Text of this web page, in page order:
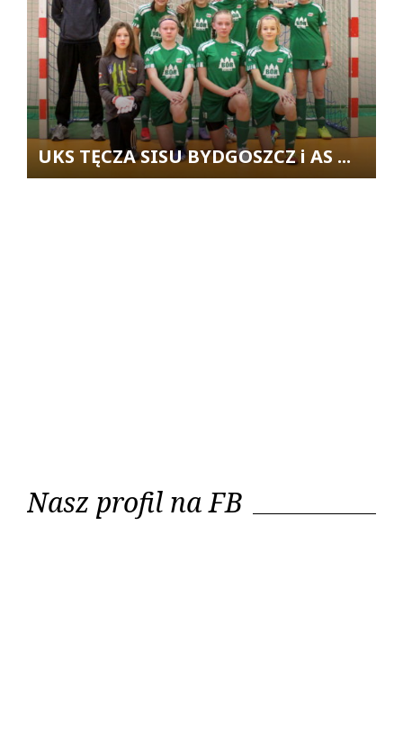
UKS TĘCZA SISU BYDGOSZCZ i AS ...
Nasz profil na FB